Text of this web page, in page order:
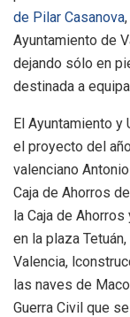
de Pilar Casanova
Ayuntamiento de
dejando sólo en
destinada a
El Ayuntamiento y
el proyecto del
valenciano
Caja de Ahorros
la Caja de
en la plaza
Valencia,
las naves de
Guerra Civil que